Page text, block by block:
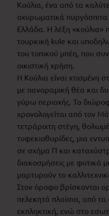
Κούλια, ένα από τα
οχυρωματικά πυργόσπιτα
Ελλάδα. Η λέξη «κούλια»
τουρκική kule και
του τοπικού μπέη, που
οικιστική χρήση.
Η Κούλια είναι χτισμένη
με πανοραμική θέα και
γύρω περιοχής. Το
χρονολογείται από τον
τετράριχτη στέγη,
τυφεκιοθυρίδες, μια
σε σχήμα Π και
διακοσμήσεις με φυτικά
μαρτυρούν το
Στον όροφο βρίσκονται
πελεκητά πλαίσια, από τα
εκπληκτική, ενώ στο